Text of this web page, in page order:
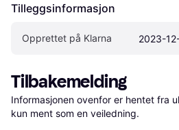
Tilleggsinformasjon
Opprettet på Klarna 2023-
Tilbakemelding
Informasjonen ovenfor er hentet fra
kun ment som en veiledning.